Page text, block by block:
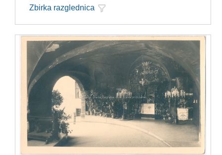
Zbirka razglednica